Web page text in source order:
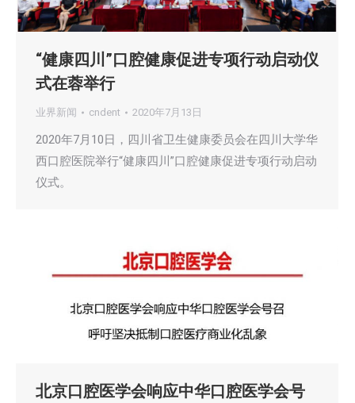
“健康四川”口腔健康促进专项行动启动仪
式在蓉举行
业界新闻 cndent 2020年7月13日
2020年7月10日，四川省卫生健康委员会在四川大学华
西口腔医院举行“健康四川”口腔健康促进专项行动启动
仪式。
北京口腔医学会响应中华口腔医学会号